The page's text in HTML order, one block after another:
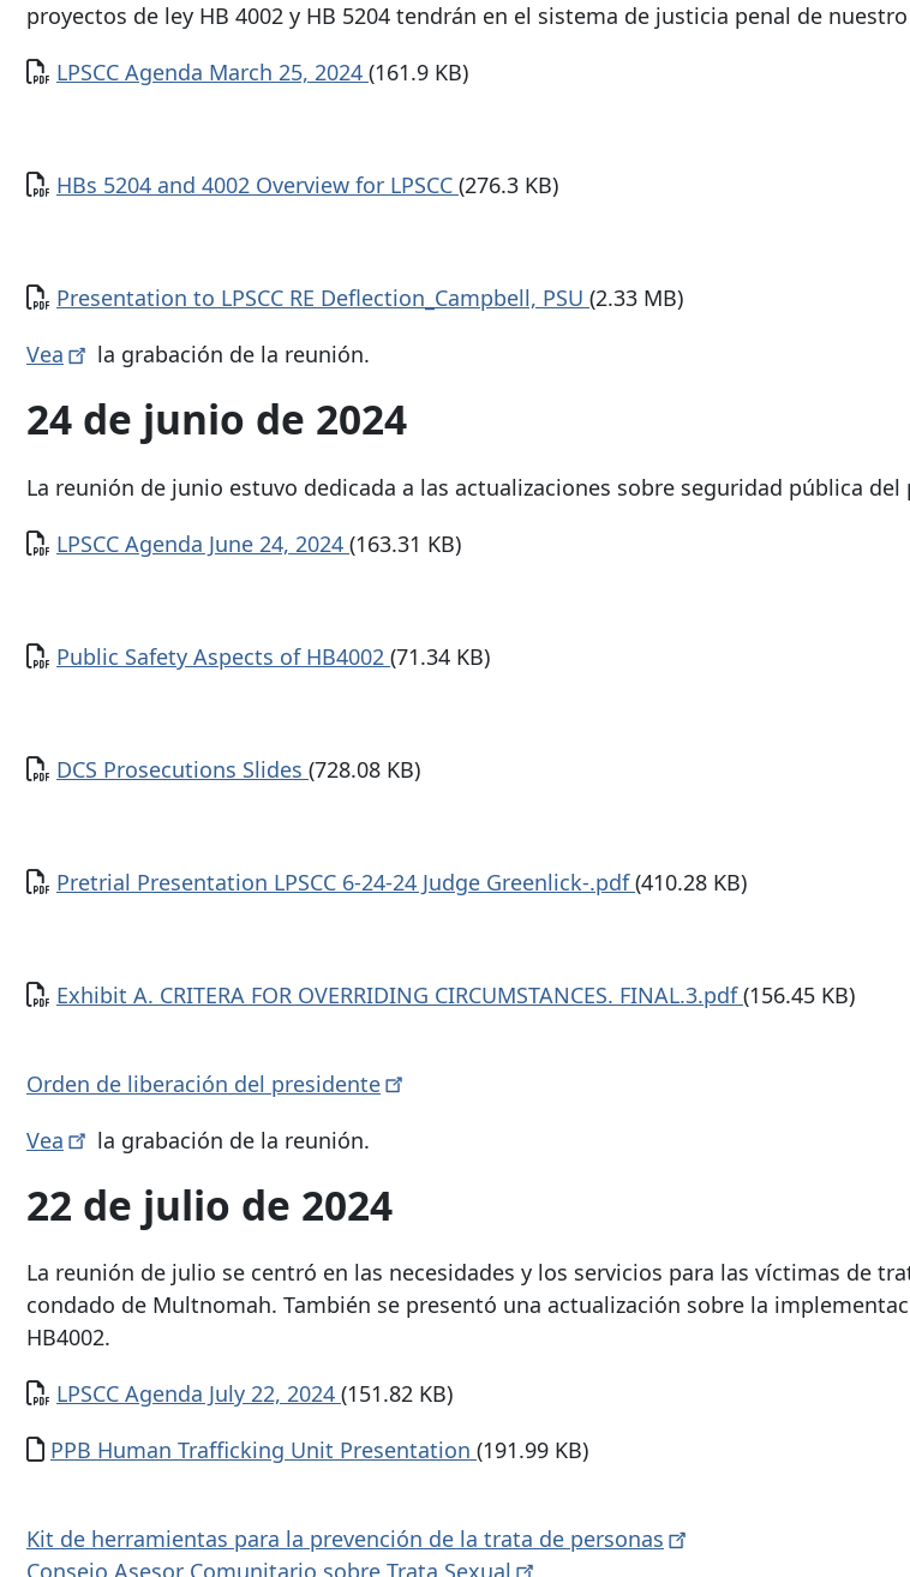
proyectos de ley HB 4002 y HB 5204 tendrán en el sistema de justicia penal de
Documento
LPSCC Agenda March 25, 2024 (161.9 KB)
Documento
HBs 5204 and 4002 Overview for LPSCC (276.3 KB)
Documento
Presentation to LPSCC RE Deflection_Campbell, PSU (2.33 MB)
Vea
la grabación de la reunión.
24 de junio de 2024
La reunión de junio estuvo dedicada a las actualizaciones sobre seguridad pública del
Documento
LPSCC Agenda June 24, 2024 (163.31 KB)
Documento
Public Safety Aspects of HB4002 (71.34 KB)
Documento
DCS Prosecutions Slides (728.08 KB)
Documento
Pretrial Presentation LPSCC 6-24-24 Judge Greenlick-.pdf(410.28 KB)
Documento
Exhibit A. CRITERA FOR OVERRIDING CIRCUMSTANCES. FINAL.3.pdf(156.45 KB)
Orden de liberación del presidente
Vea
la grabación de la reunión.
22 de julio de 2024
La reunión de julio se centró en las necesidades y los servicios para las víctimas de
condado de Multnomah. También se presentó una actualización sobre la
HB4002.
Documento
LPSCC Agenda July 22, 2024 (151.82 KB)
Documento
PPB Human Trafficking Unit Presentation (191.99 KB)
Kit de herramientas para la prevención de la trata de personas